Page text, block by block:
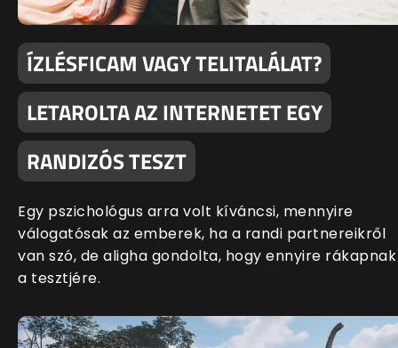
ÍZLÉSFICAM VAGY TELITALÁLAT?
LETAROLTA AZ INTERNETET EGY
RANDIZÓS TESZT
Egy pszichológus arra volt kíváncsi, mennyire
válogatósak az emberek, ha a randi partnereikről
van szó, de aligha gondolta, hogy ennyire rákapnak
a tesztjére.